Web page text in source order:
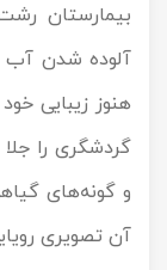
بیمارستان
آلوده شدن آب
هنوز زیبایی
گردشگری را
و گونه‌های
آن تصویری